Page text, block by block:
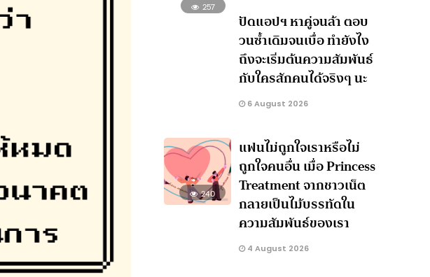
257
ปัดแอปฯ หาคู่จนล้า ตอบ
วนซ้ำเดิมจนเบื่อ ทำยังไง
ถึงจะเริ่มต้นความสัมพันธ์
กับใครสักคนได้จริงๆ นะ
6 August 2026
240
แฟนไม่ถูกใจเราหรือไม่
ถูกใจคนอื่น เมื่อ Princess
Treatment จากชาวเน็ต
กลายเป็นไม้บรรทัดใน
ความสัมพันธ์ของเรา
4 August 2026